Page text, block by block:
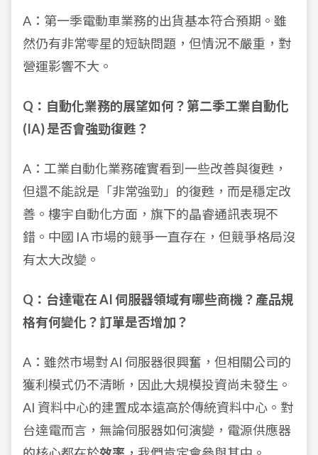
A：第一季電動車業務的出貨基本符合預期。雖
然仍有非常零星的短缺問題，但情況不嚴重，對
營運影響不大。
Q：自動化業務的展望如何？第二季工業自動化
(IA) 是否會強勁復甦？
A：工業自動化業務確實看到一些改善與復甦，
但還不能說是「非常強勁」的復甦，而是穩定改
善。樓宇自動化方面，旗下的晶睿通訊表現不
錯。中國 IA 市場的競爭一直存在，但競爭格局沒
有太大改變。
Q：台達電在 AI 伺服器領域有哪些商機？產品規
格有何變化？訂單是否增加？
A：雖然市場對 AI 伺服器很興奮，但相關公司的
獲利模式仍不清晰，因此大規模投資尚未發生。
AI 資料中心的建置成本遠高於傳統資料中心。對
台達電而言，無論伺服器如何演變，電源供應器